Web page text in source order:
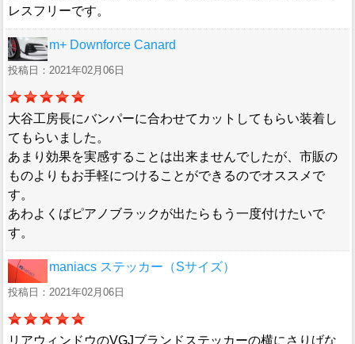
レスフリーです。
m+ Downforce Canard
投稿日：2021年02月06日
大谷工房長にバンパーに合わせてカットしてもらい装着し
てもらいました。
あまり効果を実感することは出来ませんでしたが、市販の
ものよりもお手軽につけることができるのでオススメで
す。
あわよくばピアノブラックが出たらもう一度付けたいで
す。
maniacs ステッカー（Sサイズ）
投稿日：2021年02月06日
リアウィンドウのVGJブランドステッカーの横にさりげな